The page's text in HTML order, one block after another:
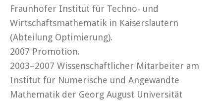
Fraunhofer Institut für Techno- und
Wirtschaftsmathematik in Kaiserslautern
(Abteilung Optimierung).
2007 Promotion.
2003–2007 Wissenschaftlicher Mitarbeiter am
Institut für Numerische und Angewandte
Mathematik der Georg August Universität